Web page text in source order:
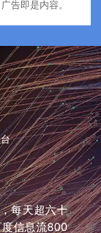
告即是内容。
每天超六十
度信息流800